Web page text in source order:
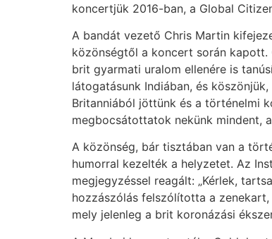
koncertjük 2016-ban, a Global
A bandát vezető Chris Martin
közönségtől a koncert során
brit gyarmati uralom ellenére is
látogatásunk Indiában, és
Britanniából jöttünk és a történelmi
megbocsátottatok nekünk mindent,
A közönség, bár tisztában van a
humorral kezelték a helyzetet. Az
megjegyzéssel reagált: „Kérlek,
hozzászólás felszólította a
mely jelenleg a brit koronázási